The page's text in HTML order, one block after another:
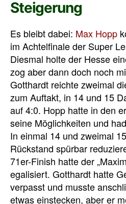
Steigerung
Es bleibt dabei: Max Hopp
im Achtelfinale der Super
Diesmal holte der Hesse
zog aber dann doch noch
Gotthardt reichte zweimal
zum Auftakt, in 14 und 15
auf 4:0. Hopp hatte in den
seine Möglichkeiten und
In einmal 14 und zweimal
Rückstand spürbar
71er-Finish hatte der
egalisiert. Gotthardt hatte
verpasst und musste
etwas einstecken, aber er